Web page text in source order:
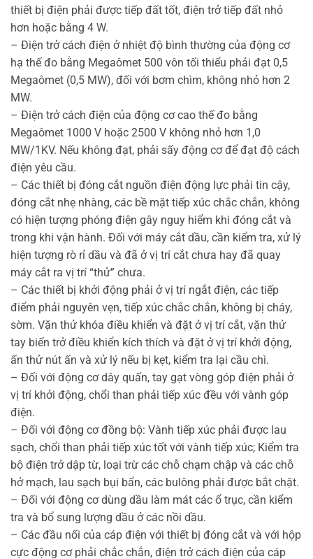
thiết bị điện phải được tiếp đất tốt, điện trở tiếp đất nhỏ
hơn hoặc bằng 4 W.
– Điện trở cách điện ở nhiệt độ bình thường của động cơ
hạ thế đo bằng Megaômet 500 vôn tối thiểu phải đạt 0,5
Megaômet (0,5 MW), đối với bơm chìm, không nhỏ hơn 2
MW.
– Điện trở cách điện của động cơ cao thế đo bằng
Megaômet 1000 V hoặc 2500 V không nhỏ hơn 1,0
MW/1KV. Nếu không đạt, phải sấy động cơ để đạt độ cách
điện yêu cầu.
– Các thiết bị đóng cắt nguồn điện động lực phải tin cậy,
đóng cắt nhẹ nhàng, các bề mặt tiếp xúc chắc chắn, không
có hiện tượng phóng điện gây nguy hiểm khi đóng cắt và
trong khi vận hành. Đối với máy cắt dầu, cần kiểm tra, xử lý
hiện tượng rò rỉ dầu và đã ở vị trí cắt chưa hay đã quay
máy cắt ra vị trí “thử” chưa.
– Các thiết bị khởi động phải ở vị trí ngắt điện, các tiếp
điểm phải nguyên vẹn, tiếp xúc chắc chắn, không bị cháy,
sờm. Vặn thử khóa điều khiển và đặt ở vị trí cắt, vặn thử
tay biến trở điều khiển kích thích và đặt ở vị trí khởi động,
ấn thử nút ấn và xử lý nếu bị kẹt, kiểm tra lại cầu chì.
– Đối với động cơ dây quấn, tay gạt vòng góp điện phải ở
vị trí khởi động, chổi than phải tiếp xúc đều với vành góp
điện.
– Đối với động cơ đồng bộ: Vành tiếp xúc phải được lau
sạch, chổi than phải tiếp xúc tốt với vành tiếp xúc; Kiểm tra
bộ điện trở dập từ, loại trừ các chỗ chạm chập và các chỗ
hở mạch, lau sạch bụi bẩn, các bulông phải được bắt chặt.
– Đối với động cơ dùng dầu làm mát các ổ trục, cần kiểm
tra và bổ sung lượng dầu ở các nồi dầu.
– Các đầu nối của cáp điện với thiết bị đóng cắt và với hộp
cực động cơ phải chắc chắn, điện trở cách điện của cáp